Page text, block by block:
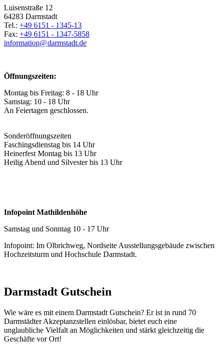
Luisenstraße 12
64283 Darmstadt
Tel.: +49 6151 - 1345-13
Fax: +49 6151 - 1347-5858
information@darmstadt.de
Öffnungszeiten:
Montag bis Freitag: 8 - 18 Uhr
Samstag: 10 - 18 Uhr
An Feiertagen geschlossen.
Sonderöffnungszeiten
Faschingsdienstag bis 14 Uhr
Heinerfest Montag bis 13 Uhr
Heilig Abend und Silvester bis 13 Uhr
Infopoint Mathildenhöhe
Samstag und Sonntag 10 - 17 Uhr
Infopoint: Im Olbrichweg, Nordseite Ausstellungsgebäude zwischen
Hochzeitsturm und Hochschule Darmstadt.
Darmstadt Gutschein
Wie wäre es mit einem Darmstadt Gutschein? Er ist in rund 70
Darmstädter Akzeptanzstellen einlösbar, bietet euch eine
unglaubliche Vielfalt an Möglichkeiten und stärkt gleichzeitig die
Geschäfte vor Ort!